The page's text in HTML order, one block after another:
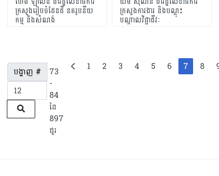
ក្រសួងរៀបចំដែនដី នគរូបនីយ
កម្ម និងសំណង់
ក្រសួងការងារ និងបណ្តុះ
បណ្តាលវិជ្ជាជីវៈ
បង្ហាញ #
73
-
84
នៃ
897
ជួរ
1 2 3 4 5 6 7 8